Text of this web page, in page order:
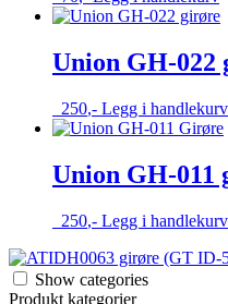
Union GH-022
250,- Legg i handlekurv
Union GH-011
250,- Legg i handlekurv
Show categories
Produkt kategorier